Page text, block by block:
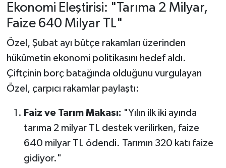
Ekonomi Eleştirisi: "Tarıma 2 Milyar,
Faize 640 Milyar TL"
Özel, Şubat ayı bütçe rakamları üzerinden
hükümetin ekonomi politikasını hedef aldı.
Çiftçinin borç batağında olduğunu vurgulayan
Özel, çarpıcı rakamlar paylaştı:
Faiz ve Tarım Makası: "Yılın ilk iki ayında
tarıma 2 milyar TL destek verilirken, faize
640 milyar TL ödendi. Tarımın 320 katı faize
gidiyor."